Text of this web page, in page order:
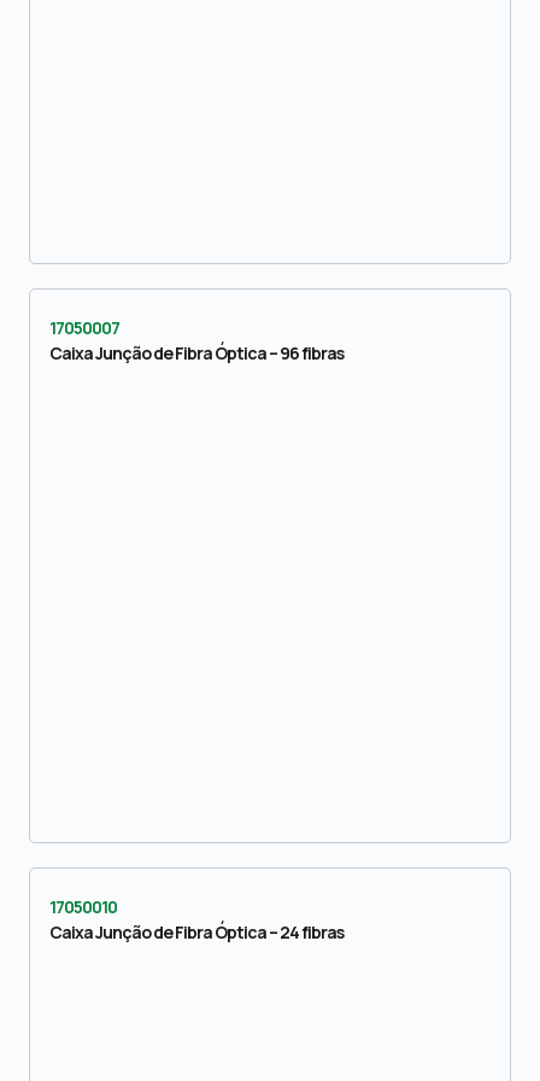
17050007
Caixa Junção de Fibra Óptica – 96 fibras
17050010
Caixa Junção de Fibra Óptica – 24 fibras